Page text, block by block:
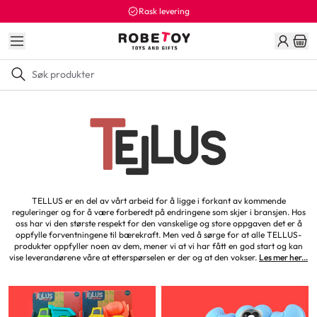
Rask levering
TELLUS er en del av vårt arbeid for å ligge i forkant av kommende
reguleringer og for å være forberedt på endringene som skjer i bransjen. Hos
oss har vi den største respekt for den vanskelige og store oppgaven det er å
oppfylle forventningene til bærekraft. Men ved å sørge for at alle TELLUS-
produkter oppfyller noen av dem, mener vi at vi har fått en god start og kan
vise leverandørene våre at etterspørselen er der og at den vokser. Les mer her...
FRICTION
BIOPLASTIC
FRICTION
BIOPLASTIC
12 st/pak 12cm